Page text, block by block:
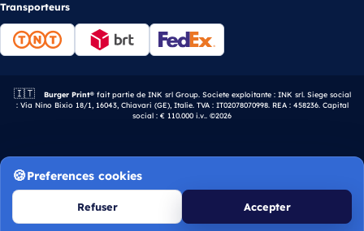
Transporteurs
🇮🇹 Entreprise italienne.
Burger Print®fait partie de INK srl Group. Societe exploitante : INK srl. Siege social
: Via Nino Bixio 18/1, 16043, Chiavari (GE), Italie. TVA : IT02078070998. REA : 458236. Capital
social : € 110.000 i.v.. ©2026
Preferences cookies
Refuser Accepter